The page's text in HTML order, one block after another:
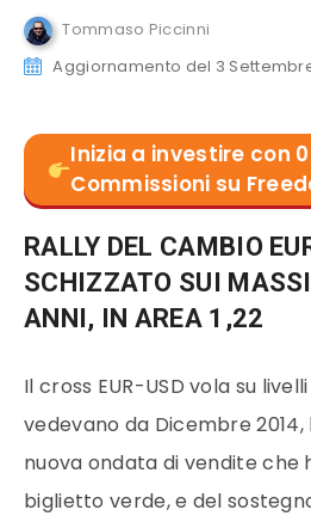
Tommaso Piccinni
Aggiornamento del 3
Inizia a investire con 0
Commissioni su
RALLY DEL CAMBIO
SCHIZZATO SUI
ANNI, IN AREA 1,22
Il cross EUR-USD vola su
vedevano da Dicembre
nuova ondata di vendite che
biglietto verde, e del